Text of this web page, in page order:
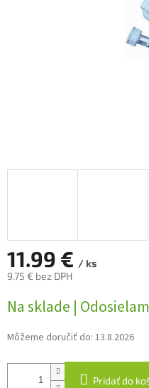
11.99 € / ks
9.75 € bez DPH
cena:
Na sklade |
Môžeme doručiť do: 13.8.2026
Pridať do